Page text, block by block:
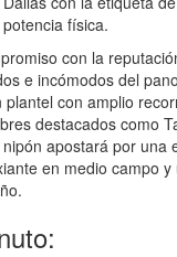
física.
con la
e incómodos del
plantel con amplio
destacados como
apostará por una
en medio campo